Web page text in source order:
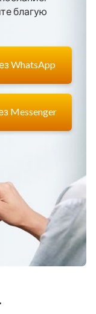
благую
WhatsApp
Messenger